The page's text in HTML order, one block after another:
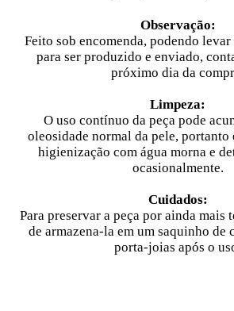
Observação:
Feito sob encomenda, podendo levar
para ser produzido e enviado,
próximo dia da
Limpeza:
O uso contínuo da peça pode
oleosidade normal da pele, portanto
higienização com água morna e
ocasionalmente.
Cuidados:
Para preservar a peça por ainda mais
de armazena-la em um saquinho de
porta-joias após o